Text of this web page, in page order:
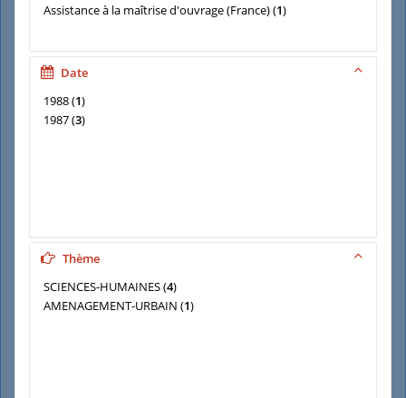
Assistance à la maîtrise d'ouvrage (France)(1)
Date
1988(1)
1987(3)
Thème
SCIENCES-HUMAINES(4)
AMENAGEMENT-URBAIN (1)